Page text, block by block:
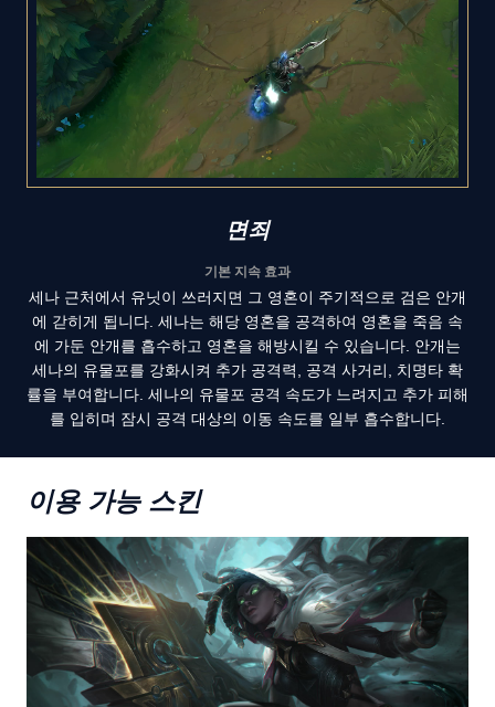
면죄
기본 지속 효과
세나 근처에서 유닛이 쓰러지면 그 영혼이 주기적으로 검은 안개
에 갇히게 됩니다. 세나는 해당 영혼을 공격하여 영혼을 죽음 속
에 가둔 안개를 흡수하고 영혼을 해방시킬 수 있습니다. 안개는
세나의 유물포를 강화시켜 추가 공격력, 공격 사거리, 치명타 확
률을 부여합니다. 세나의 유물포 공격 속도가 느려지고 추가 피해
를 입히며 잠시 공격 대상의 이동 속도를 일부 흡수합니다.
이용 가능 스킨